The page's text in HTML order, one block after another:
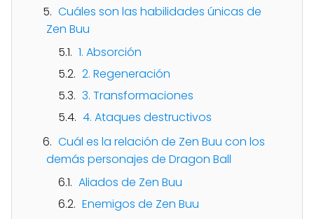
Cuáles son las habilidades únicas de
Zen Buu
1. Absorción
2. Regeneración
3. Transformaciones
4. Ataques destructivos
Cuál es la relación de Zen Buu con los
demás personajes de Dragon Ball
Aliados de Zen Buu
Enemigos de Zen Buu